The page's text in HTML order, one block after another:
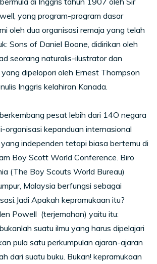
yang program-program dasar
oleh dua organisasi remaja yang telah
Sons of Daniel Boone, didirikan oleh
seorang naturalis-ilustrator dan
dipelopori oleh Ernest Thompson
Inggris kelahiran Kanada.
pesat lebih dari 14O negara
organisasi kepanduan internasional
independen tetapi biasa bertemu di
Boy Scott World Conference. Biro
(The Boy Scouts World Bureau)
Malaysia berfungsi sebagai
Apakah kepramukaan itu?
Powell (terjemahan) yaitu itu:
suatu ilmu yang harus dipelajari
pula satu perkumpulan ajaran-ajaran
dari suatu buku. Bukan! kepramukaan